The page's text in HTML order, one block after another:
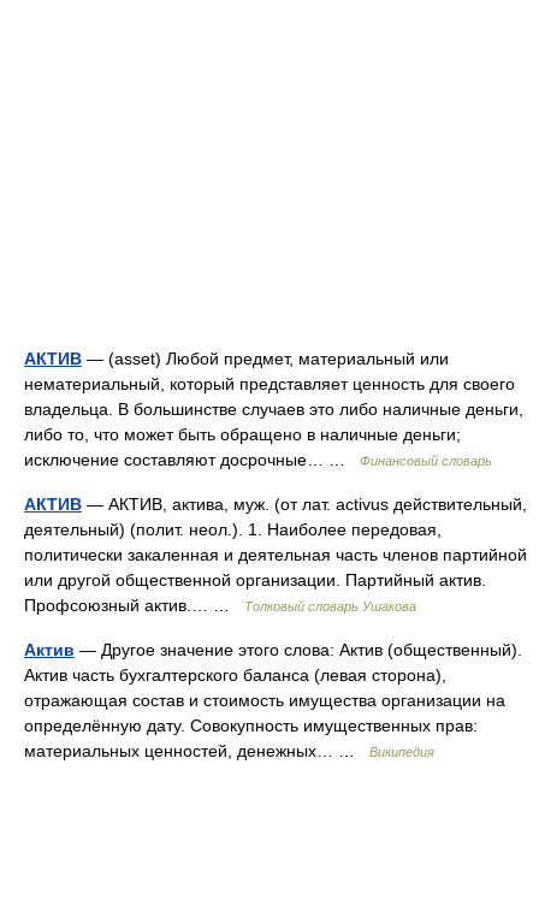
АКТИВ — (asset) Любой предмет, материальный или
нематериальный, который представляет ценность для своего
владельца. В большинстве случаев это либо наличные деньги,
либо то, что может быть обращено в наличные деньги;
исключение составляют досрочные… …
Финансовый словарь
АКТИВ — АКТИВ, актива, муж. (от лат. activus действительный,
деятельный) (полит. неол.). 1. Наиболее передовая,
политически закаленная и деятельная часть членов партийной
или другой общественной организации. Партийный актив.
Профсоюзный актив.… …
Толковый словарь Ушакова
Актив — Другое значение этого слова: Актив (общественный).
Актив часть бухгалтерского баланса (левая сторона),
отражающая состав и стоимость имущества организации на
определённую дату. Совокупность имущественных прав:
материальных ценностей, денежных… …
Википедия